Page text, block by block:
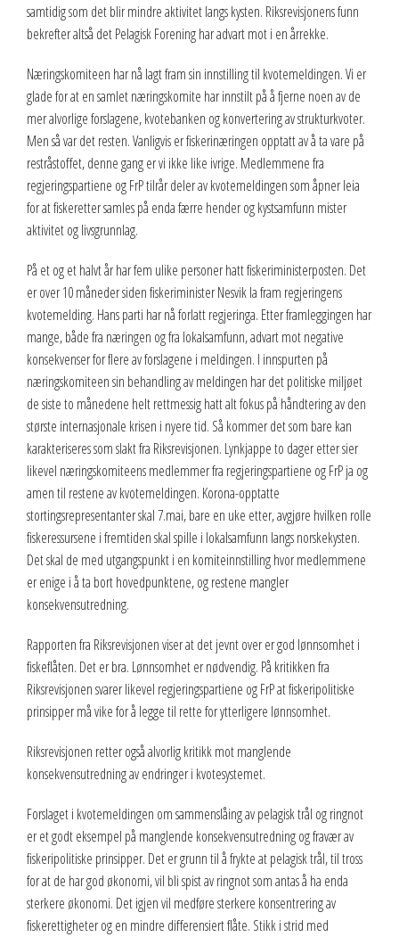
samtidig som det blir mindre aktivitet langs kysten. Riksrevisjonens funn
bekrefter altså det Pelagisk Forening har advart mot i en årrekke.
Næringskomiteen har nå lagt fram sin innstilling til kvotemeldingen. Vi er
glade for at en samlet næringskomite har innstilt på å fjerne noen av de
mer alvorlige forslagene, kvotebanken og konvertering av strukturkvoter.
Men så var det resten. Vanligvis er fiskerinæringen opptatt av å ta vare på
restråstoffet, denne gang er vi ikke like ivrige. Medlemmene fra
regjeringspartiene og FrP tilrår deler av kvotemeldingen som åpner leia
for at fiskeretter samles på enda færre hender og kystsamfunn mister
aktivitet og livsgrunnlag.
På et og et halvt år har fem ulike personer hatt fiskeriministerposten. Det
er over 10 måneder siden fiskeriminister Nesvik la fram regjeringens
kvotemelding. Hans parti har nå forlatt regjeringa. Etter framleggingen har
mange, både fra næringen og fra lokalsamfunn, advart mot negative
konsekvenser for flere av forslagene i meldingen. I innspurten på
næringskomiteen sin behandling av meldingen har det politiske miljøet
de siste to månedene helt rettmessig hatt alt fokus på håndtering av den
største internasjonale krisen i nyere tid. Så kommer det som bare kan
karakteriseres som slakt fra Riksrevisjonen. Lynkjappe to dager etter sier
likevel næringskomiteens medlemmer fra regjeringspartiene og FrP ja og
amen til restene av kvotemeldingen. Korona-opptatte
stortingsrepresentanter skal 7.mai, bare en uke etter, avgjøre hvilken rolle
fiskeressursene i fremtiden skal spille i lokalsamfunn langs norskekysten.
Det skal de med utgangspunkt i en komiteinnstilling hvor medlemmene
er enige i å ta bort hovedpunktene, og restene mangler
konsekvensutredning.
Rapporten fra Riksrevisjonen viser at det jevnt over er god lønnsomhet i
fiskeflåten. Det er bra. Lønnsomhet er nødvendig. På kritikken fra
Riksrevisjonen svarer likevel regjeringspartiene og FrP at fiskeripolitiske
prinsipper må vike for å legge til rette for ytterligere lønnsomhet.
Riksrevisjonen retter også alvorlig kritikk mot manglende
konsekvensutredning av endringer i kvotesystemet.
Forslaget i kvotemeldingen om sammenslåing av pelagisk trål og ringnot
er et godt eksempel på manglende konsekvensutredning og fravær av
fiskeripolitiske prinsipper. Det er grunn til å frykte at pelagisk trål, til tross
for at de har god økonomi, vil bli spist av ringnot som antas å ha enda
sterkere økonomi. Det igjen vil medføre sterkere konsentrering av
fiskerettigheter og en mindre differensiert flåte. Stikk i strid med